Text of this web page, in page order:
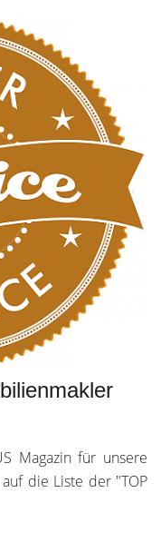
Magazin für unsere
die Liste der "TOP